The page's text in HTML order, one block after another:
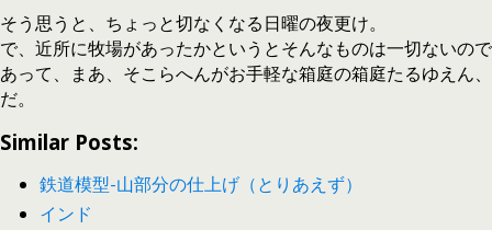
そう思うと、ちょっと切なくなる日曜の夜更け。
で、近所に牧場があったかというとそんなものは一切ないので
あって、まあ、そこらへんがお手軽な箱庭の箱庭たるゆえん、
だ。
Similar Posts:
鉄道模型-山部分の仕上げ（とりあえず）
インド